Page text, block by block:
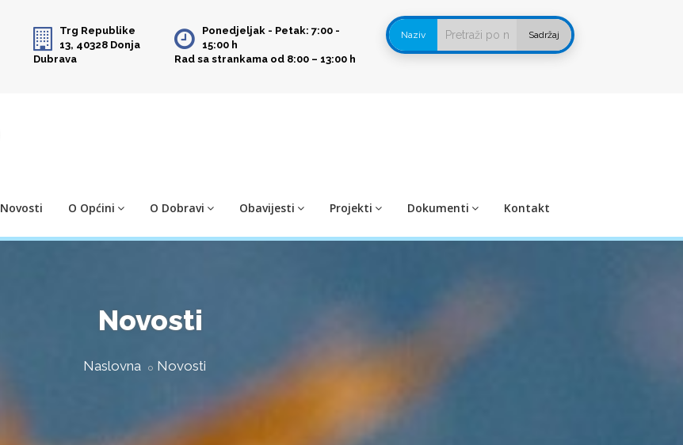
Trg Republike
13, 40328 Donja
Dubrava
Ponedjeljak - Petak: 7:00 -
15:00 h
Rad sa strankama od 8:00 – 13:00 h
Naziv Sadržaj
Novosti O Općini O Dobravi Obavijesti Projekti Dokumenti Kontakt
Novosti
Naslovna Novosti